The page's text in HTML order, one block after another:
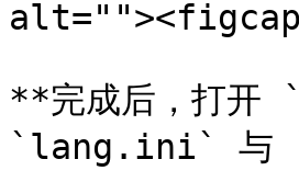
**完成后，打开
`lang.ini` 与